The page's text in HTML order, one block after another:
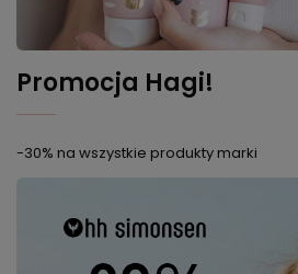
Promocja Hagi!
-30% na wszystkie produkty marki